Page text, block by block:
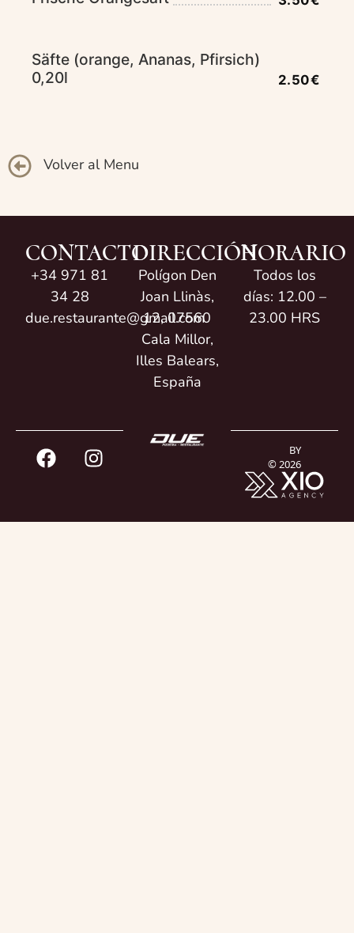
Säfte (orange, Ananas, Pfirsich)
0,20l
2.50€
Volver al Menu
CONTACTO
+34 971 81
34 28
due.restaurante@gmail.com
DIRECCIÓN
Polígon Den
Joan Llinàs,
12, 07560
Cala Millor,
Illes Balears,
España
HORARIO
Todos los
días: 12.00 –
23.00 HRS
BY
© 2026